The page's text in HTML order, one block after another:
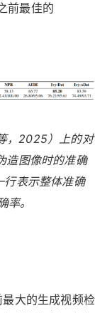
前最佳的
，2025）上的对
造图像时的准确
行表示整体准确
。
最大的生成视频检